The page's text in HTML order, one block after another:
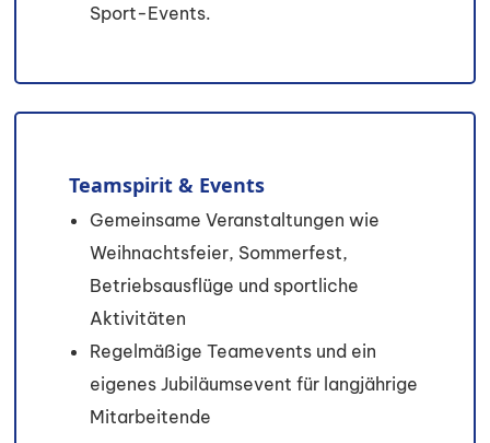
Sport-Events.
Teamspirit & Events
Gemeinsame Veranstaltungen wie
Weihnachtsfeier, Sommerfest,
Betriebsausflüge und sportliche
Aktivitäten
Regelmäßige Teamevents und ein
eigenes Jubiläumsevent für langjährige
Mitarbeitende